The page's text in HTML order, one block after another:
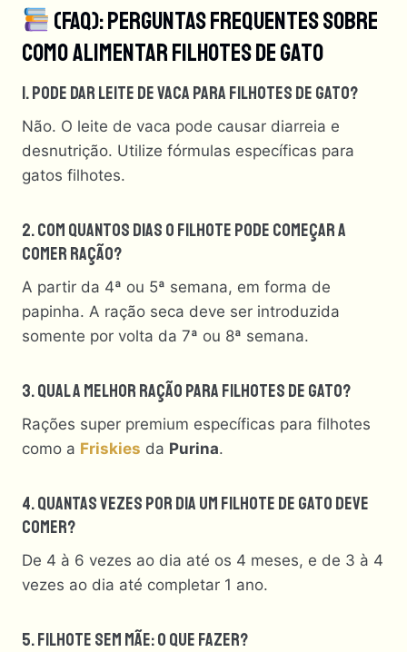
(FAQ): Perguntas Frequentes Sobre
Como Alimentar Filhotes De Gato
1. Pode Dar Leite De Vaca Para Filhotes De Gato?
Não. O leite de vaca pode causar diarreia e
desnutrição. Utilize fórmulas específicas para
gatos filhotes.
2. Com Quantos Dias O Filhote Pode Começar A
Comer Ração?
A partir da 4ª ou 5ª semana, em forma de
papinha. A ração seca deve ser introduzida
somente por volta da 7ª ou 8ª semana.
3. Qual A Melhor Ração Para Filhotes De Gato?
Rações super premium específicas para filhotes
como a Friskies da Purina.
4. Quantas Vezes Por Dia Um Filhote De Gato Deve
Comer?
De 4 à 6 vezes ao dia até os 4 meses, e de 3 à 4
vezes ao dia até completar 1 ano.
5. Filhote Sem Mãe: O Que Fazer?